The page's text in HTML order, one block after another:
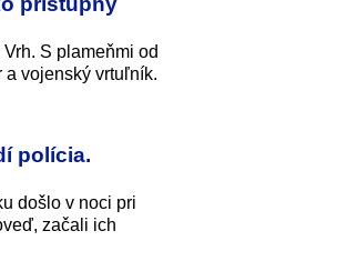
S plameňmi od
a vojenský vrtuľník.
polícia.
došlo v noci pri
začali ich